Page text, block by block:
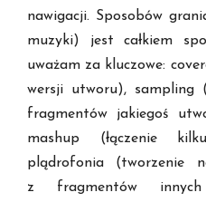
nawigacji. Sposobów
muzyki) jest całkiem
uważam za kluczowe:
wersji utworu), sampling
fragmentów jakiegoś
mashup (łączenie
plądrofonia (tworzenie
z fragmentów